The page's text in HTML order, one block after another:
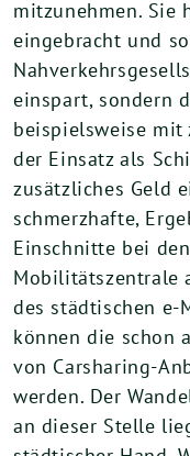
mitzunehmen. Sie
eingebracht und
einspart, sondern
beispielsweise mit
der Einsatz als
zusätzliches Geld
schmerzhafte,
Einschnitte bei
Mobilitätszentrale
des städtischen e-
können die schon
von Carsharing-
werden. Der
an dieser Stelle